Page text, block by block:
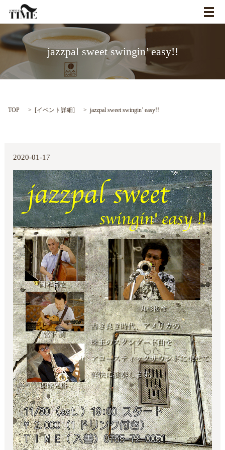
メ
jazzpal sweet swingin’ easy!!
TOP [イベント詳細] jazzpal sweet swingin’ easy!!
2020-01-17